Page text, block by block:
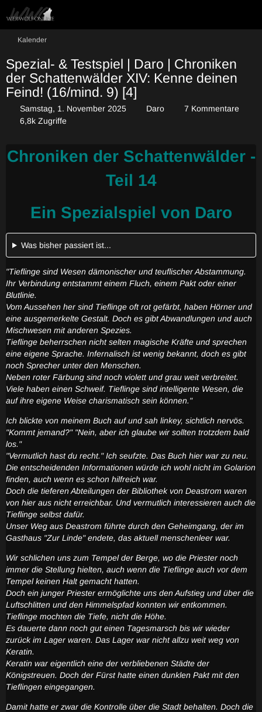
Kalender
Spezial- & Testspiel | Daro | Chroniken
der Schattenwälder XIV: Kenne deinen
Feind! (16/mind. 9) [4]
Samstag, 1. November 2025 Daro
7 Kommentare
6,8k Zugriffe
Chroniken der Schattenwälder -
Teil 14
Ein Spezialspiel von Daro
Was bisher passiert ist...
"Tieflinge sind Wesen dämonischer und teuflischer Abstammung.
Ihr Verbindung entstammt einem Fluch, einem Pakt oder einer
Blutlinie.
Vom Aussehen her sind Tieflinge oft rot gefärbt, haben Hörner und
eine ausgemerkelte Gestalt. Doch es gibt Abwandlungen und auch
Mischwesen mit anderen Spezies.
Tieflinge beherrschen nicht selten magische Kräfte und sprechen
eine eigene Sprache. Infernalisch ist wenig bekannt, doch es gibt
noch Sprecher unter den Menschen.
Neben roter Färbung sind noch violett und grau weit verbreitet.
Viele haben einen Schweif. Tieflinge sind intelligente Wesen, die
auf ihre eigene Weise charismatisch sein können."
Ich blickte von meinem Buch auf und sah linkey, sichtlich nervös.
"Kommt jemand?" "Nein, aber ich glaube wir sollten trotzdem bald
los."
"Vermutlich hast du recht." Ich seufzte. Das Buch hier war zu neu.
Die entscheidenden Informationen würde ich wohl nicht im Golarion
finden, auch wenn es schon hilfreich war.
Doch die tieferen Abteilungen der Bibliothek von Deastrom waren
von hier aus nicht erreichbar. Und vermutlich interessieren auch die
Tieflinge selbst dafür.
Unser Weg aus Deastrom führte durch den Geheimgang, der im
Gasthaus "Zur Linde" endete, das aktuell menschenleer war.
Wir schlichen uns zum Tempel der Berge, wo die Priester noch
immer die Stellung hielten, auch wenn die Tieflinge auch vor dem
Tempel keinen Halt gemacht hatten.
Doch ein junger Priester ermöglichte uns den Aufstieg und über die
Luftschlitten und den Himmelspfad konnten wir entkommen.
Tieflinge mochten die Tiefe, nicht die Höhe.
Es dauerte dann noch gut einen Tagesmarsch bis wir wieder
zurück im Lager waren. Das Lager war nicht allzu weit weg von
Keratin.
Keratin war eigentlich eine der verbliebenen Städte der
Königstreuen. Doch der Fürst hatte einen dunklen Pakt mit den
Tieflingen eingegangen.
Damit hatte er zwar die Kontrolle über die Stadt behalten. Doch die